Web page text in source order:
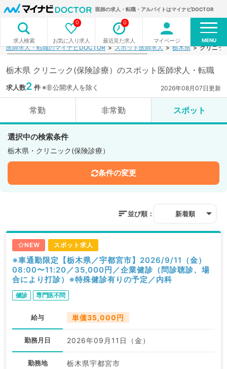
医師の求人・転職・アルバイトはマイナビDOCTOR
求人検索 お気に入り求人
0
最近見た求人
0
マイページ MENU
医師求人・転職のマイナビDOCTOR スポット医師求人 栃木県 クリニッ
栃木県 クリニック(保険診療）のスポット医師求人・転職
求人数2 件※非公開求人を除く 2026年08月07日更新
常勤 非常勤 スポット
選択中の検索条件
栃木県・クリニック(保険診療）
条件の変更
並び順： 新着順
NEW スポット求人
※車通勤限定【栃木県／宇都宮市】2026/9/11（金）
08:00〜11:20／35,000円／企業健診（問診聴診、場
合により打診）※特殊健診有りの予定／内科
健診 専門医不問
給与 単価35,000円
勤務月日 2026年09月11日（金）
勤務地 栃木県宇都宮市